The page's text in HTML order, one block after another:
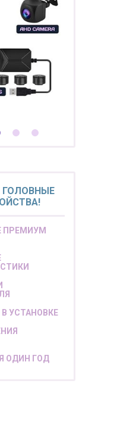
ПРЕМИУМ
УСТАНОВКЕ
ОДИН ГОД